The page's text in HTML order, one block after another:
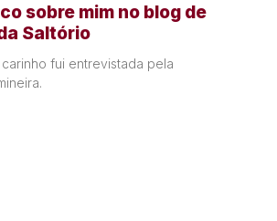
sobre mim no blog de
Saltório
carinho fui entrevistada pela